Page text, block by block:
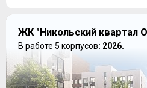
ЖК "Никольский квартал
В работе 5 корпусов: 2026.